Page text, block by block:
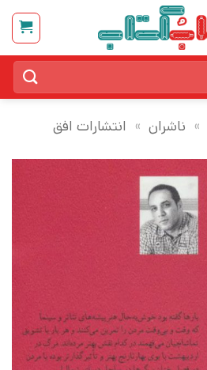
» ناشران » انتشارات افق